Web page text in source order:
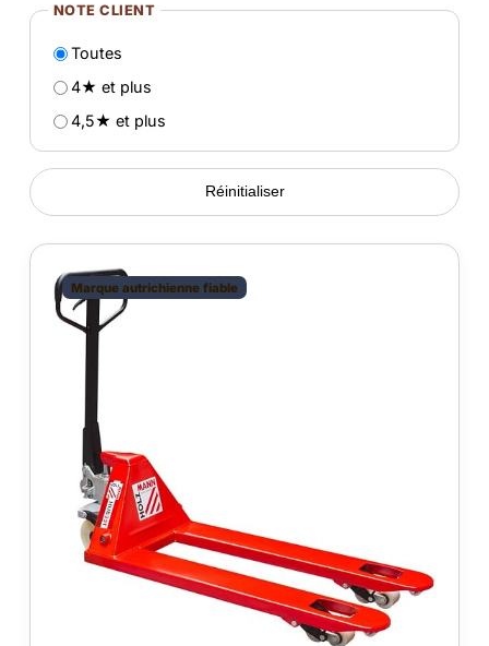
NOTE CLIENT
Toutes
4★ et plus
4,5★ et plus
Réinitialiser
Marque autrichienne fiable